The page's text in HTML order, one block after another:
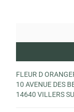
FLEUR D
10 AVENUE DES
14640 VILLERS